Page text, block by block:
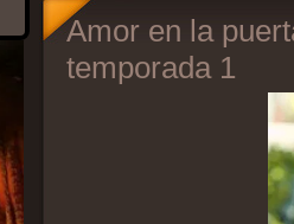
Amor en la
temporada 1